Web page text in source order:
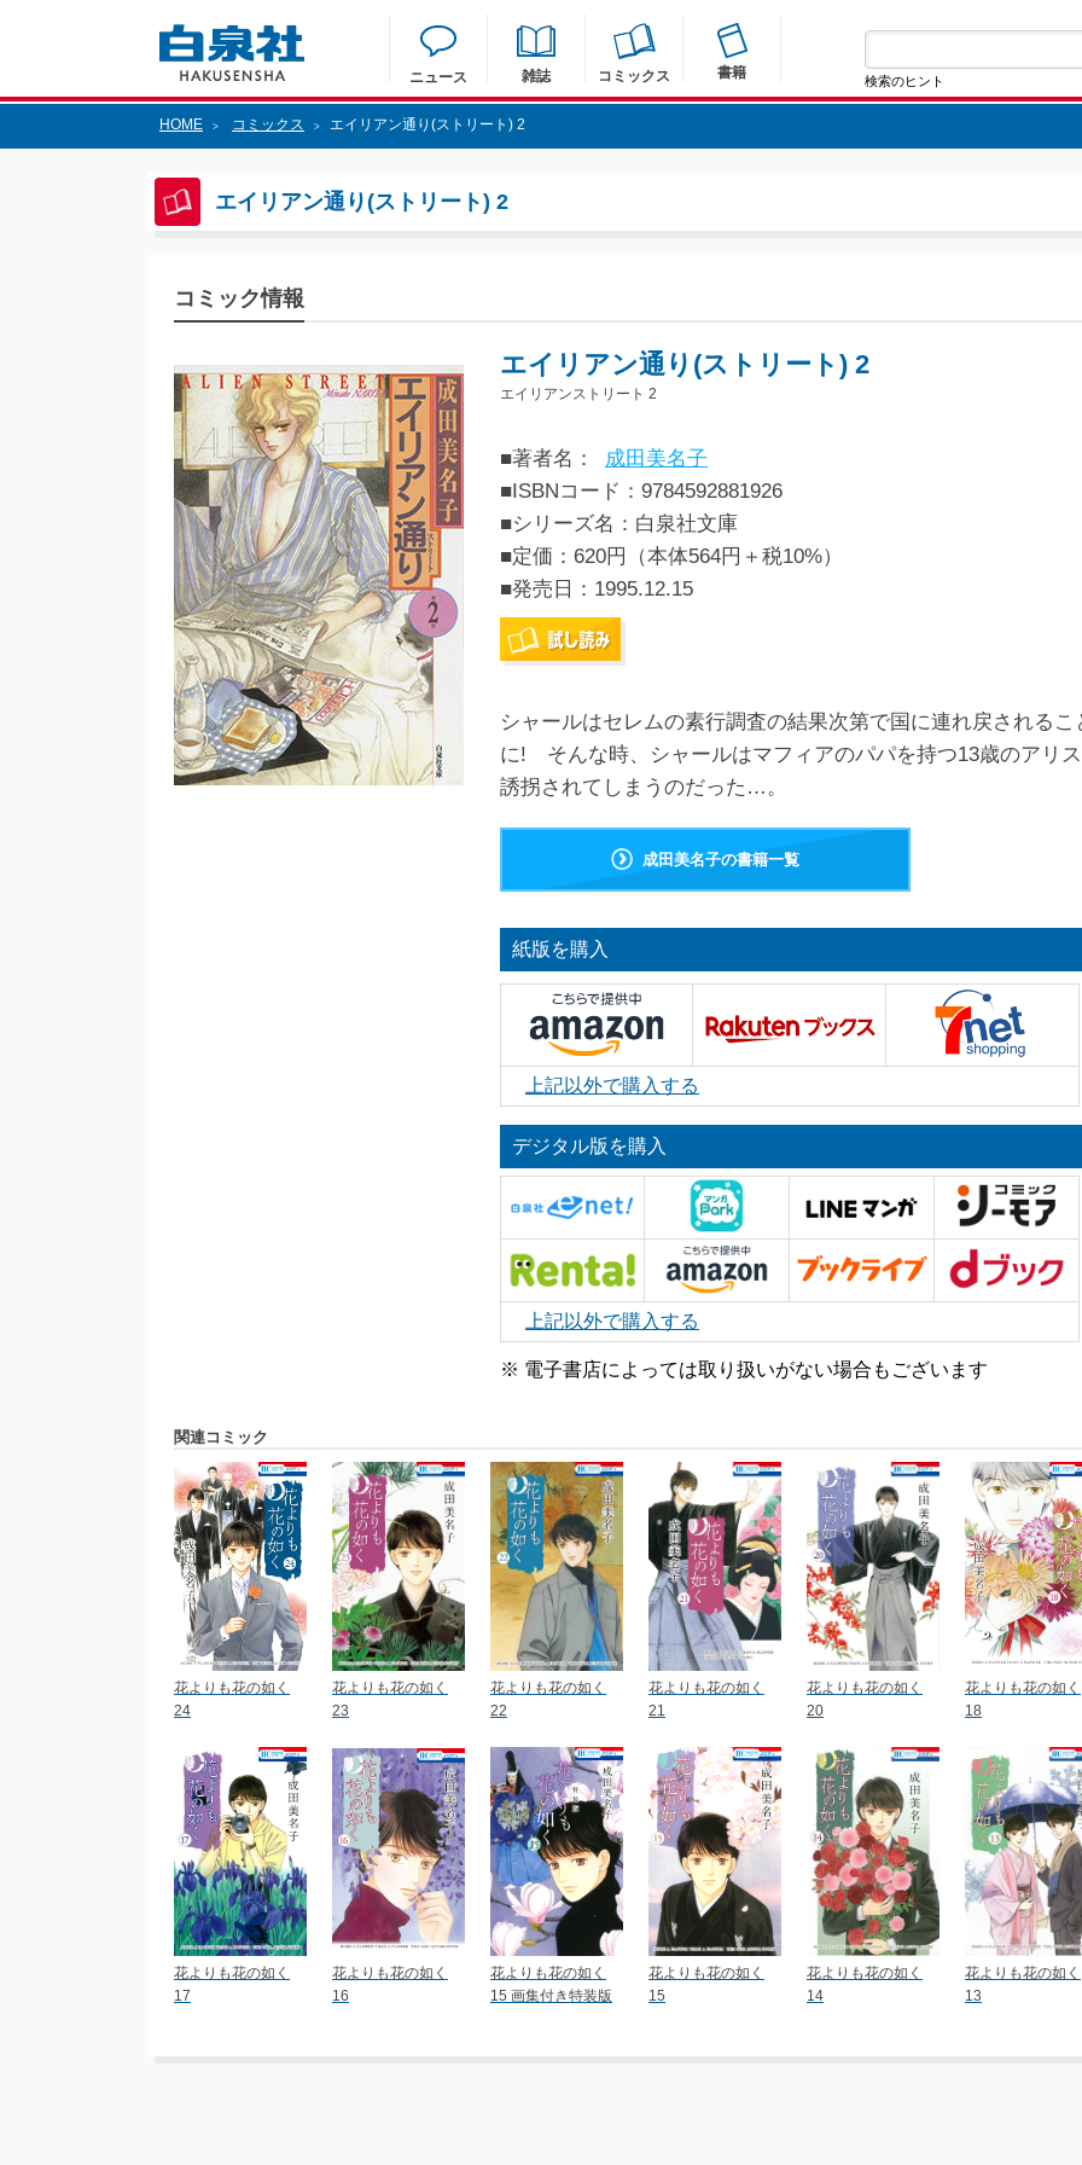
ニュース 雑誌 コミックス 書籍 検索のヒント
HOME > コミックス > エイリアン通り(ストリート) 2
エイリアン通り(ストリート) 2
コミック情報
エイリアン通り(ストリート) 2
エイリアンストリート 2
■著者名：
成田美名子
■ISBNコード：9784592881926
■シリーズ名：白泉社文庫
■定価：620円（本体564円＋税10%）
■発売日： 1995.12.15
シャールはセレムの素行調査の結果次第で国に連れ戻されるこ
に! そんな時、シャールはマフィアのパパを持つ13歳のアリ
誘拐されてしまうのだった…。
成田美名子の書籍一覧
紙版を購入
上記以外で購入する
デジタル版を購入
上記以外で購入する
※ 電子書店によっては取り扱いがない場合もございます
関連コミック
花よりも花の如く
24
花よりも花の如く
23
花よりも花の如く
22
花よりも花の如く
21
花よりも花の如く
20
花よりも花の如く
18
花よりも花の如く
17
花よりも花の如く
16
花よりも花の如く
15 画集付き特装版
花よりも花の如く
15
花よりも花の如く
14
花よりも花の如く
13